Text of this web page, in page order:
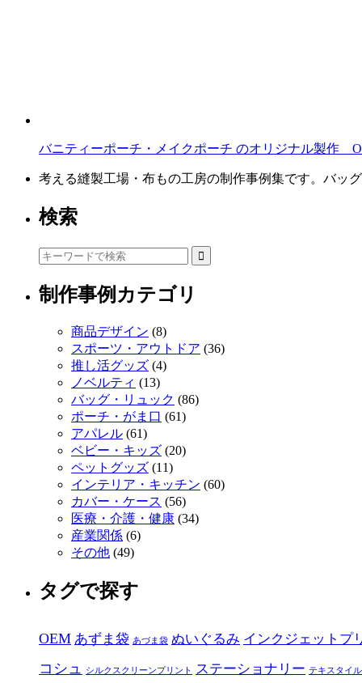
バニティーポーチ・メイクポーチ のオリジナル製作
考える縫製工場・布もの工房の制作事例集です。バッ
検索
制作事例カテゴリ
商品デザイン (8)
スポーツ・アウトドア (36)
推し活グッズ (4)
ノベルティ (13)
バッグ・リュック (86)
ポーチ・がま口 (61)
アパレル (61)
ベビー・キッズ (20)
ペットグッズ (11)
インテリア・キッチン (60)
カバー・ケース (56)
医療・介護・健康 (34)
産業関係 (6)
その他 (49)
タグで探す
OEM あずま袋 あづま袋 ぬいぐるみ インクジェットプ
コシュ シルクスクリーンプリント ステーショナリー テキスタイ